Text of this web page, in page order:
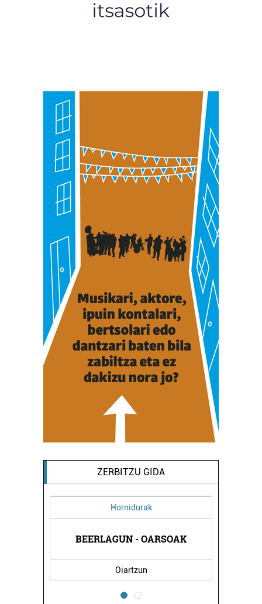
ZERBITZU GIDA
Hornidurak
BEERLAGUN - OARSOAK
Oiartzun